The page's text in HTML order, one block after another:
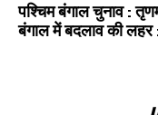
पश्चिम बंगाल चुनाव :
बंगाल में बदलाव की लहर